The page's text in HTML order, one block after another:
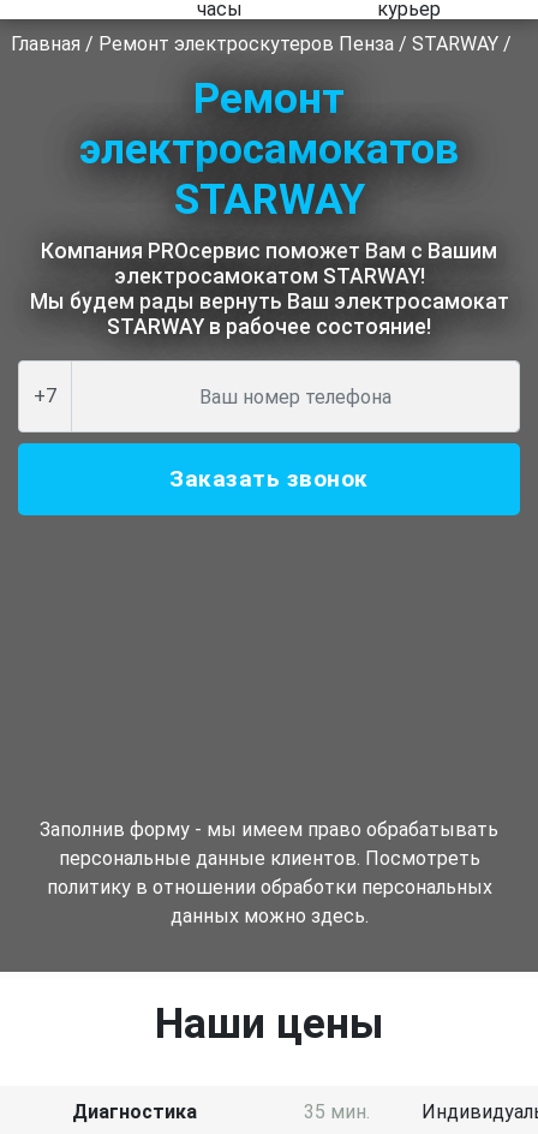
Главная / Ремонт электроскутеров Пенза/ STARWAY/
Ремонт
электросамокатов
STARWAY
Компания PROсервис поможет Вам с Вашим
электросамокатом STARWAY!
Мы будем рады вернуть Ваш электросамокат
STARWAY в рабочее состояние!
+7
Заказать звонок
Заполнив форму - мы имеем право обрабатывать
персональные данные клиентов. Посмотреть
политику в отношении обработки персональных
данных можно здесь.
Наши цены
Диагностика 35 мин.